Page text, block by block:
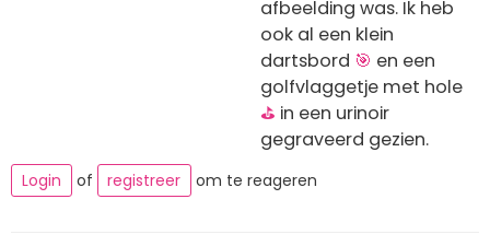
afbeelding was. Ik heb
ook al een klein
dartsbord 🎯 en een
golfvlaggetje met hole
⛳ in een urinoir
gegraveerd gezien.
Login of registreer om te reageren